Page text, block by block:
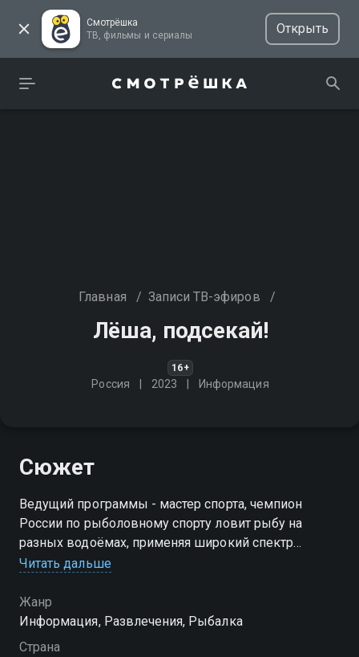
Смотрёшка
ТВ, фильмы и сериалы
Открыть
Главная / Записи ТВ-эфиров /
Лёша, подсекай!
16+
Россия 2023 Информация
Сюжет
Ведущий программы - мастер спорта, чемпион
России по рыболовному спорту ловит рыбу на
разных водоёмах, применяя широкий спектр
доступных всем рыболовам снастей: поплавок,
Читать дальше
Жанр
Информация, Развлечения, Рыбалка
Страна